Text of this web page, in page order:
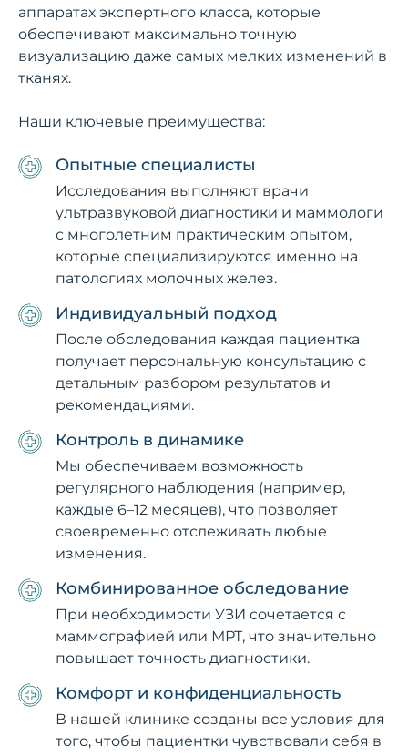
аппаратах экспертного класса, которые
обеспечивают максимально точную
визуализацию даже самых мелких изменений в
тканях.
Наши ключевые преимущества:
Опытные специалисты
Исследования выполняют врачи
ультразвуковой диагностики и маммологи
с многолетним практическим опытом,
которые специализируются именно на
патологиях молочных желез.
Индивидуальный подход
После обследования каждая пациентка
получает персональную консультацию с
детальным разбором результатов и
рекомендациями.
Контроль в динамике
Мы обеспечиваем возможность
регулярного наблюдения (например,
каждые 6–12 месяцев), что позволяет
своевременно отслеживать любые
изменения.
Комбинированное обследование
При необходимости УЗИ сочетается с
маммографией или МРТ, что значительно
повышает точность диагностики.
Комфорт и конфиденциальность
В нашей клинике созданы все условия для
того, чтобы пациентки чувствовали себя в